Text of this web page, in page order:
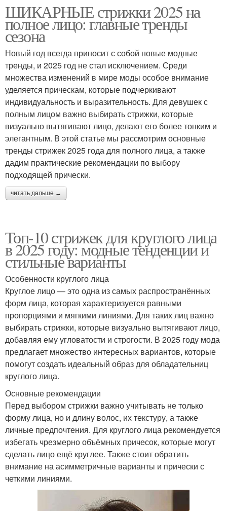
ШИКАРНЫЕ стрижки 2025 на
полное лицо: главные тренды
сезона
Новый год всегда приносит с собой новые модные
тренды, и 2025 год не стал исключением. Среди
множества изменений в мире моды особое внимание
уделяется прическам, которые подчеркивают
индивидуальность и выразительность. Для девушек с
полным лицом важно выбирать стрижки, которые
визуально вытягивают лицо, делают его более тонким и
элегантным. В этой статье мы рассмотрим основные
тренды стрижек 2025 года для полного лица, а также
дадим практические рекомендации по выбору
подходящей прически.
читать дальше →
Топ-10 стрижек для круглого лица
в 2025 году: модные тенденции и
стильные варианты
Особенности круглого лица
Круглое лицо — это одна из самых распространённых
форм лица, которая характеризуется равными
пропорциями и мягкими линиями. Для таких лиц важно
выбирать стрижки, которые визуально вытягивают лицо,
добавляя ему угловатости и строгости. В 2025 году мода
предлагает множество интересных вариантов, которые
помогут создать идеальный образ для обладательниц
круглого лица.
Основные рекомендации
Перед выбором стрижки важно учитывать не только
форму лица, но и длину волос, их текстуру, а также
личные предпочтения. Для круглого лица рекомендуется
избегать чрезмерно объёмных причесок, которые могут
сделать лицо ещё круглее. Также стоит обратить
внимание на асимметричные варианты и прически с
четкими линиями.